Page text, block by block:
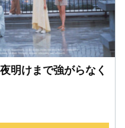
明けまで強がらなく